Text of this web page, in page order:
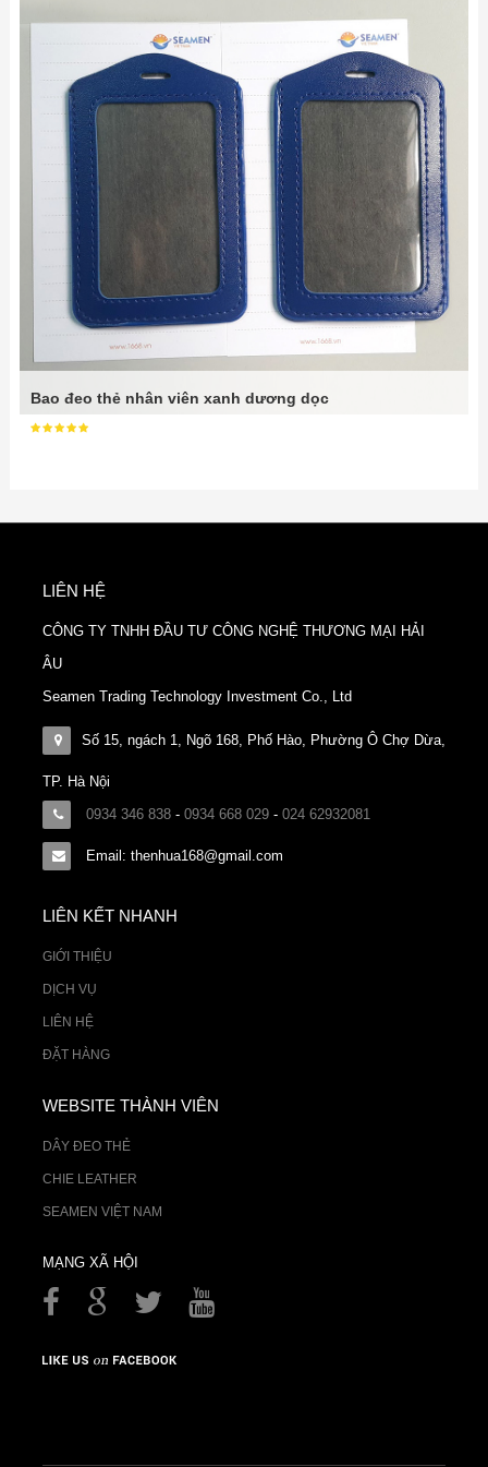
Bao đeo thẻ nhân viên xanh dương dọc
LIÊN HỆ
CÔNG TY TNHH ĐẦU TƯ CÔNG NGHỆ THƯƠNG MẠI HẢI
ÂU
Seamen Trading Technology Investment Co., Ltd
Số 15, ngách 1, Ngõ 168, Phố Hào, Phường Ô Chợ Dừa,
TP. Hà Nội
0934 346 838 - 0934 668 029 - 024 62932081
Email: thenhua168@gmail.com
LIÊN KẾT NHANH
GIỚI THIỆU
DỊCH VỤ
LIÊN HỆ
ĐẶT HÀNG
WEBSITE THÀNH VIÊN
DÂY ĐEO THẺ
CHIE LEATHER
SEAMEN VIỆT NAM
MẠNG XÃ HỘI